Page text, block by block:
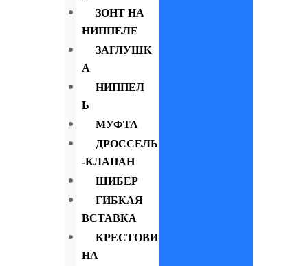
ЗОНТ НА
НИППЕЛЕ
ЗАГЛУШК
А
НИППЕЛ
Ь
МУФТА
ДРОССЕЛЬ
-КЛАПАН
ШИБЕР
ГИБКАЯ
ВСТАВКА
КРЕСТОВИ
НА